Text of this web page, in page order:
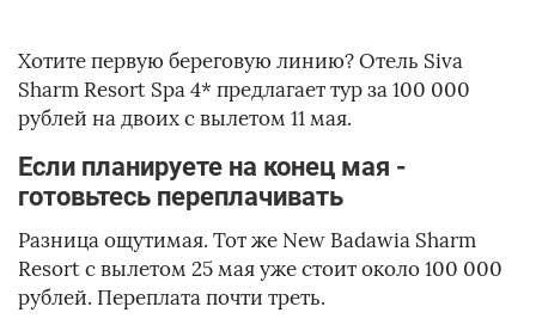
Хотите первую береговую линию? Отель Siva
Sharm Resort Spa 4* предлагает тур за 100 000
рублей на двоих с вылетом 11 мая.
Если планируете на конец мая -
готовьтесь переплачивать
Разница ощутимая. Тот же New Badawia Sharm
Resort с вылетом 25 мая уже стоит около 100 000
рублей. Переплата почти треть.